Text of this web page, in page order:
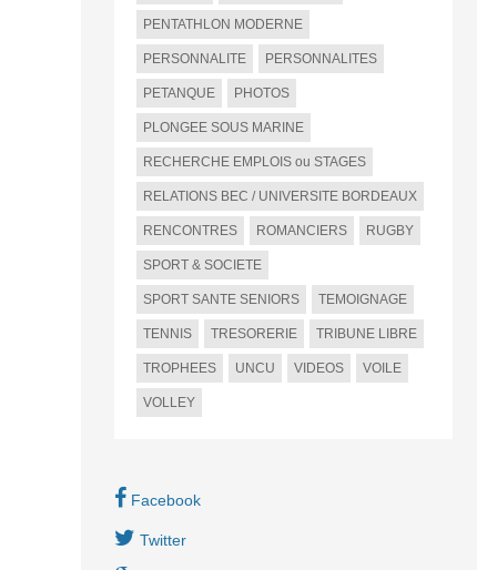
PENTATHLON MODERNE
PERSONNALITE PERSONNALITES
PETANQUE PHOTOS
PLONGEE SOUS MARINE
RECHERCHE EMPLOIS ou STAGES
RELATIONS BEC / UNIVERSITE BORDEAUX
RENCONTRES ROMANCIERS RUGBY
SPORT & SOCIETE
SPORT SANTE SENIORS TEMOIGNAGE
TENNIS TRESORERIE TRIBUNE LIBRE
TROPHEES UNCU VIDEOS VOILE
VOLLEY
Facebook
Twitter